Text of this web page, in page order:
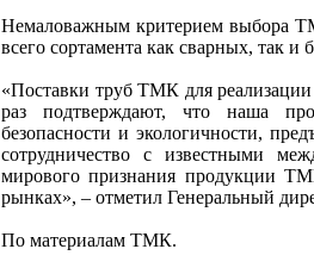
Немаловажным критерием выбора
всего сортамента как сварных, так и
«Поставки труб ТМК для
раз подтверждают, что наша
безопасности и экологичности,
сотрудничество с известными
мирового признания продукции
рынках», – отметил Генеральный
По материалам ТМК.